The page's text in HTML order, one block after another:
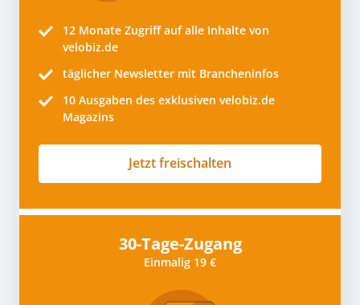
12 Monate Zugriff auf alle Inhalte von
velobiz.de
täglicher Newsletter mit Brancheninfos
10 Ausgaben des exklusiven velobiz.de
Magazins
Jetzt freischalten
30-Tage-Zugang
Einmalig 19 €